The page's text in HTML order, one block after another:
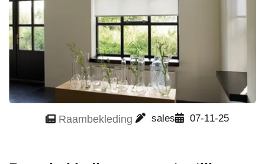
Raambekleding sales 07-11-25